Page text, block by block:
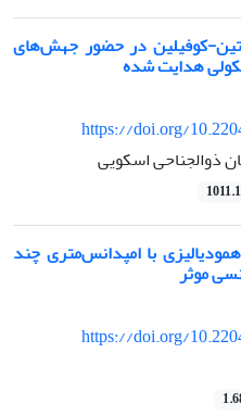
کوفیلین در حضور جهش‌های
هدایت شده
https://doi.org/
ذوالجناحی اسکویی
با امپدانس‌متری چند
موثر
https://doi.org/